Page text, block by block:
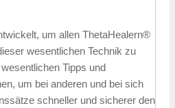
um allen ThetaHealern®
wesentlichen Technik zu
Tipps und
um bei anderen und bei sich
schneller und sicherer den